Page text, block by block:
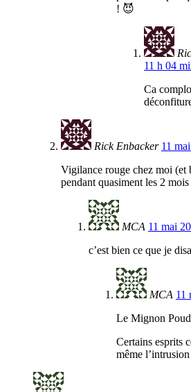
! 😈
11 h 04
Ca
Rick Enbacker 11
Vigilance rouge chez moi (et
pendant quasiment les 2
MCA 11 mai
c’est bien ce que je
MCA 11
Le Mignon
Certains esprits
même